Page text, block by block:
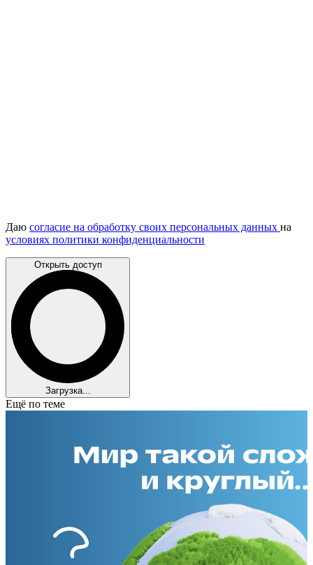
Даю согласие на обработку своих персональных данных на
условиях политики конфиденциальности
Открыть доступ
Загрузка...
Ещё по теме